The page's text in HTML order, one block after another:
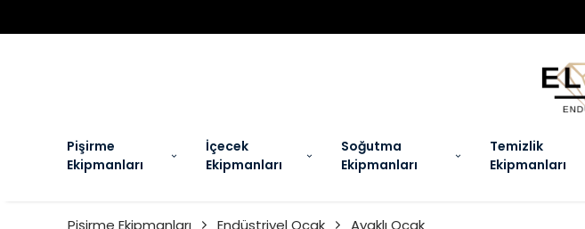
ELMAS ENDÜSTRIYEL ILE SEÇILI
Pişirme
Ekipmanları
İçecek
Ekipmanları
Soğutma
Ekipmanları
Temizlik
Ekipmanları
Pişirme Ekipmanları Endüstriyel Ocak Ayaklı Ocak